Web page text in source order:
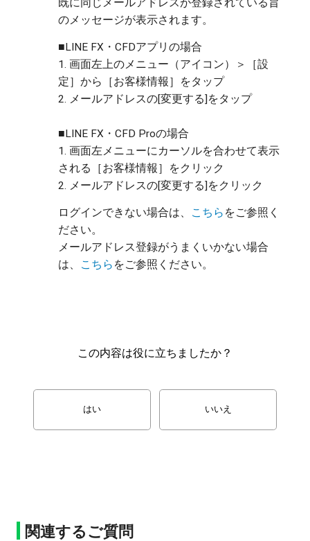
既に同じメールアドレスが登録されている旨
のメッセージが表示されます。
■LINE FX・CFDアプリの場合
1. 画面左上のメニュー（アイコン）＞［設
定］から［お客様情報］をタップ
2. メールアドレスの[変更する]をタップ
■LINE FX・CFD Proの場合
1. 画面左メニューにカーソルを合わせて表示
される［お客様情報］をクリック
2. メールアドレスの[変更する]をクリック
ログインできない場合は、 こちら をご参照く
ださい。
メールアドレス登録がうまくいかない場合
は、
こちら をご参照ください。
この内容は役に立ちましたか？
はい いいえ
関連するご質問